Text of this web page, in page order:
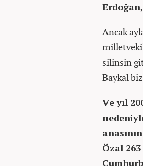
Ancak
silinsin
Baykal
Ve yıl
Özal